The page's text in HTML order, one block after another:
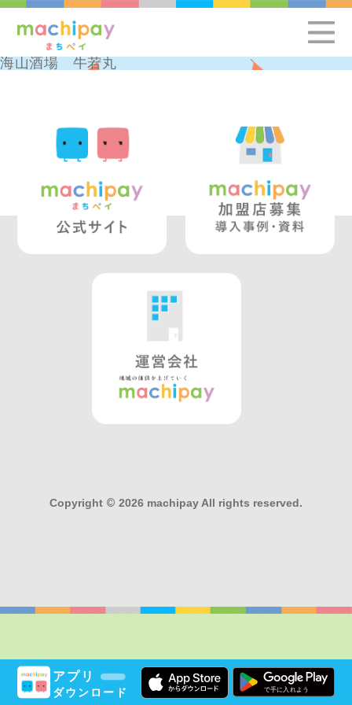
アプリ
ダウンロード
海山酒場 牛若丸
Copyright © 2026 machipay All rights reserved.